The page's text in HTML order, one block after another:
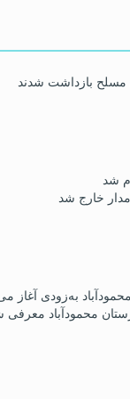
شد
محمودآباد معرفی